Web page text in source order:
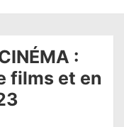
:
films et en